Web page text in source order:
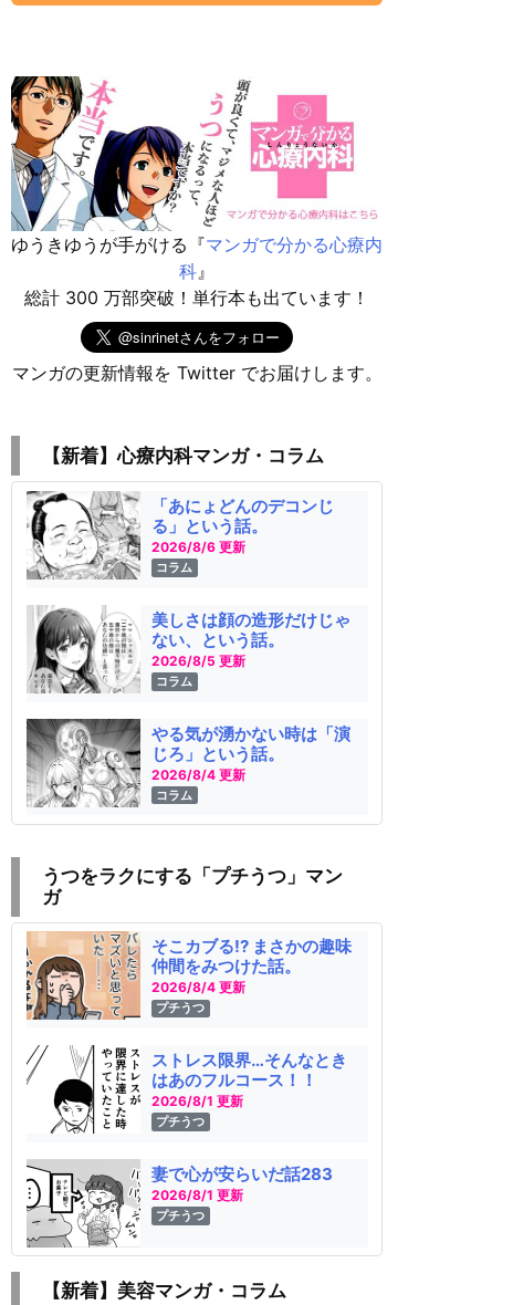
ゆうきゆうが手がける『マンガで分かる心療内
科』
総計 300 万部突破！単行本も出ています！
マンガの更新情報を Twitter でお届けします。
【新着】心療内科マンガ・コラム
「あにょどんのデコンじ
る」という話。
2026/8/6 更新
コラム
美しさは顔の造形だけじゃ
ない、という話。
2026/8/5 更新
コラム
やる気が湧かない時は「演
じろ」という話。
2026/8/4 更新
コラム
うつをラクにする「プチうつ」マン
ガ
そこカブる!? まさかの趣味
仲間をみつけた話。
2026/8/4 更新
プチうつ
ストレス限界…そんなとき
はあのフルコース！！
2026/8/1 更新
プチうつ
妻で心が安らいだ話283
2026/8/1 更新
プチうつ
【新着】美容マンガ・コラム